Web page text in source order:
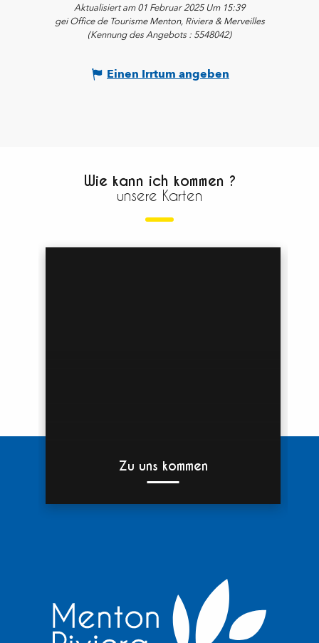
Aktualisiert am 01 Februar 2025 Um 15:39
gei Office de Tourisme Menton, Riviera & Merveilles
(Kennung des Angebots : 5548042)
Einen Irrtum angeben
Wie kann ich kommen ?
unsere Karten
Zu uns kommen